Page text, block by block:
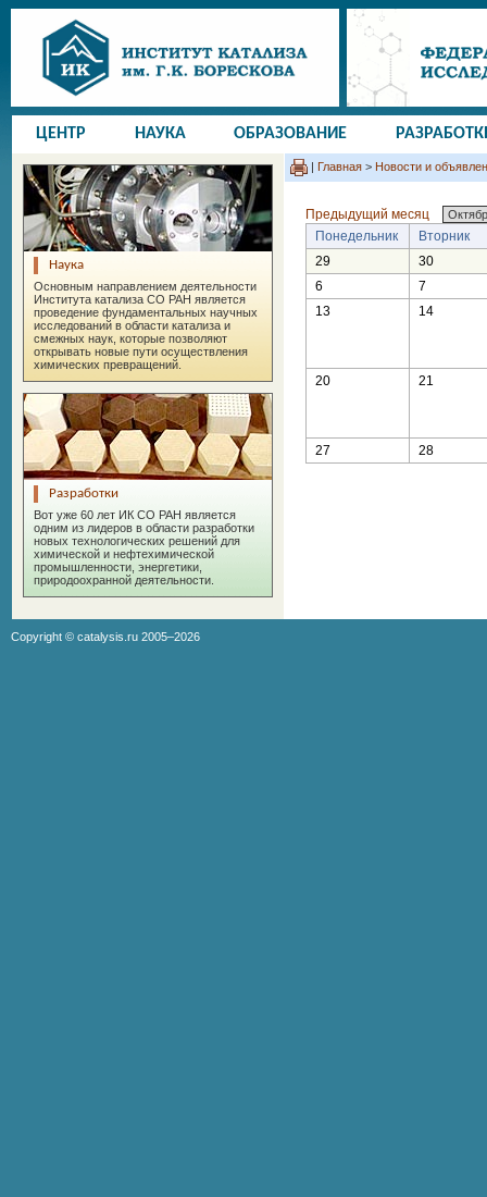
ЦЕНТР НАУКА ОБРАЗОВАНИЕ
Наука
Основным направлением деятельности
Института катализа СО РАН является
проведение фундаментальных научных
исследований в области катализа и
смежных наук, которые позволяют
открывать новые пути осуществления
химических превращений.
Разработки
Вот уже 60 лет ИК СО РАН является
одним из лидеров в области разработки
новых технологических решений для
химической и нефтехимической
промышленности, энергетики,
природоохранной деятельности.
| Главная > Новости и
Предыдущий месяц
Понедельник
Вторник
29
30
6
7
13
14
20 21
27 28
Copyright © catalysis.ru 2005–2026